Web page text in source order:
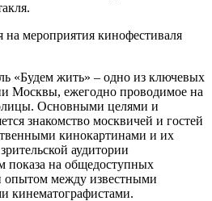
на мероприятия кинофестиваля
«Будем жить» – одно из ключевых
Москвы, ежегодно проводимое на
Основными целями и
знакомство москвичей и гостей
кинокартинами и их
аудитории
показа на общедоступных
опытом между известными
кинематографистами.